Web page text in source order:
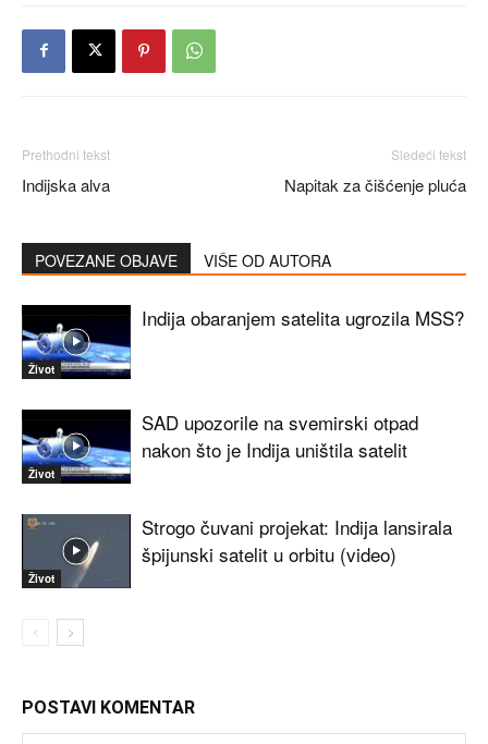
Prethodni tekst
Indijska alva
Sledeći tekst
Napitak za čišćenje pluća
POVEZANE OBJAVE VIŠE OD AUTORA
Život
Indija obaranjem satelita ugrozila MSS?
Život
SAD upozorile na svemirski otpad
nakon što je Indija uništila satelit
Život
Strogo čuvani projekat: Indija lansirala
špijunski satelit u orbitu (video)
POSTAVI KOMENTAR